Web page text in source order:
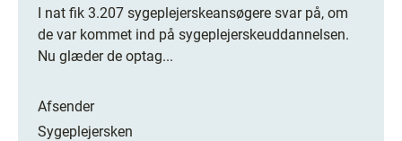
I nat fik 3.207 sygeplejerskeansøgere svar på, om
de var kommet ind på sygeplejerskeuddannelsen.
Nu glæder de optag...
Afsender
Sygeplejersken